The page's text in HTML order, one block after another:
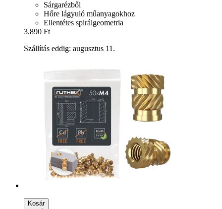
Sárgarézből
Hőre lágyuló műanyagokhoz
Ellentétes spirálgeometria
3.890 Ft
Szállítás eddig: augusztus 11.
Kosár